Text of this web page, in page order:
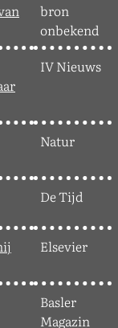
bron
onbekend
IV Nieuws
Natur
De Tijd
Elsevier
Basler
Magazin